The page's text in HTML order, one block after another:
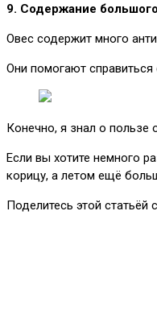
9. Содержание
Овес содержит много
Они помогают
Конечно, я знал о пользе
Если вы хотите немного
корицу, а летом ещё
Поделитесь этой